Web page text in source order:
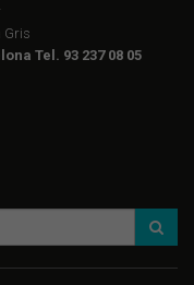
Gris
Tel. 93 237 08 05